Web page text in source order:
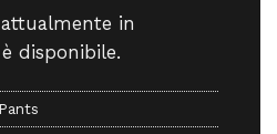
in
disponibile.